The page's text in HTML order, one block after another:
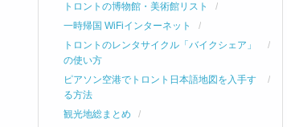
トロントの博物館・美術館リスト
一時帰国 WiFiインターネット
トロントのレンタサイクル「バイクシェア」
の使い方
ピアソン空港でトロント日本語地図を入手す
る方法
観光地総まとめ